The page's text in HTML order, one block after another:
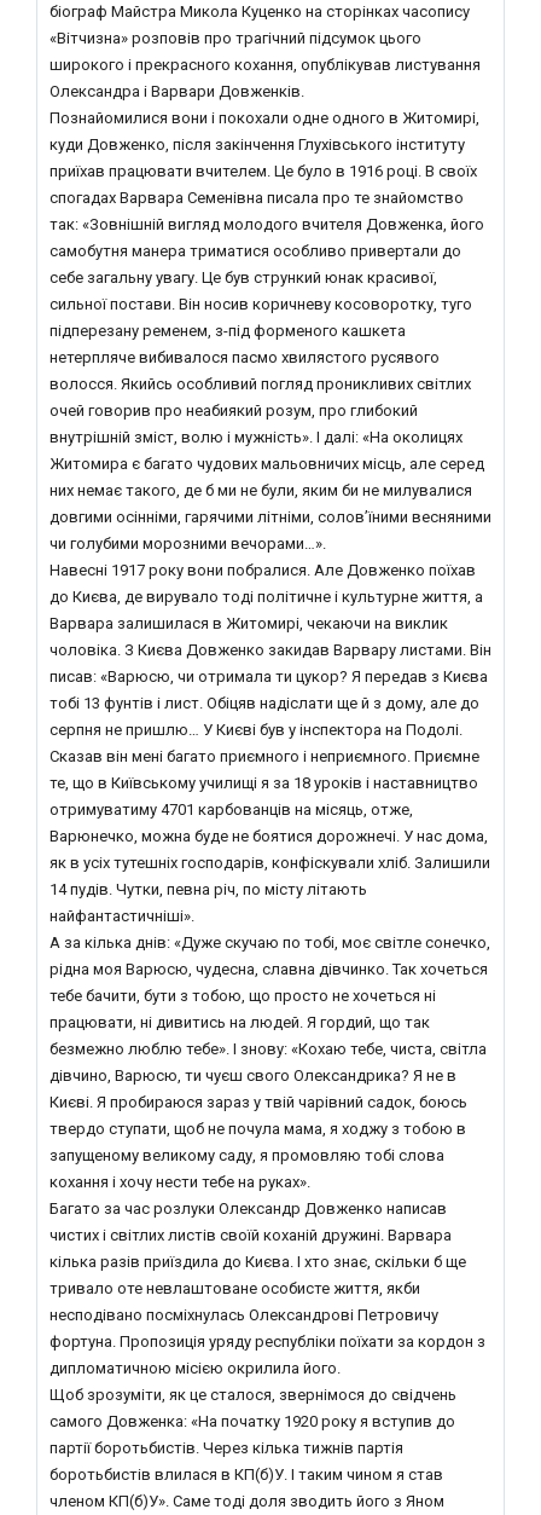
біограф Майстра Микола Куценко на сторінках часопису
«Вітчизна» розповів про трагічний підсумок цього
широкого і прекрасного кохання, опублікував листування
Олександра і Варвари Довженків.
Познайомилися вони і покохали одне одного в Житомирі,
куди Довженко, після закінчення Глухівського інституту
приїхав працювати вчителем. Це було в 1916 році. В своїх
спогадах Варвара Семенівна писала про те знайомство
так: «Зовнішній вигляд молодого вчителя Довженка, його
самобутня манера триматися особливо привертали до
себе загальну увагу. Це був стрункий юнак красивої,
сильної постави. Він носив коричневу косоворотку, туго
підперезану ременем, з-під форменого кашкета
нетерпляче вибивалося пасмо хвилястого русявого
волосся. Якийсь особливий погляд проникливих світлих
очей говорив про неабиякий розум, про глибокий
внутрішній зміст, волю і мужність». І далі: «На околицях
Житомира є багато чудових мальовничих місць, але серед
них немає такого, де б ми не були, яким би не милувалися
довгими осінніми, гарячими літніми, солов’їними весняними
чи голубими морозними вечорами…».
Навесні 1917 року вони побралися. Але Довженко поїхав
до Києва, де вирувало тоді політичне і культурне життя, а
Варвара залишилася в Житомирі, чекаючи на виклик
чоловіка. З Києва Довженко закидав Варвару листами. Він
писав: «Варюсю, чи отримала ти цукор? Я передав з Києва
тобі 13 фунтів і лист. Обіцяв надіслати ще й з дому, але до
серпня не пришлю… У Києві був у інспектора на Подолі.
Сказав він мені багато приємного і неприємного. Приємне
те, що в Київському училищі я за 18 уроків і наставництво
отримуватиму 4701 карбованців на місяць, отже,
Варюнечко, можна буде не боятися дорожнечі. У нас дома,
як в усіх тутешніх господарів, конфіскували хліб. Залишили
14 пудів. Чутки, певна річ, по місту літають
найфантастичніші».
А за кілька днів: «Дуже скучаю по тобі, моє світле сонечко,
рідна моя Варюсю, чудесна, славна дівчинко. Так хочеться
тебе бачити, бути з тобою, що просто не хочеться ні
працювати, ні дивитись на людей. Я гордий, що так
безмежно люблю тебе». І знову: «Кохаю тебе, чиста, світла
дівчино, Варюсю, ти чуєш свого Олександрика? Я не в
Києві. Я пробираюся зараз у твій чарівний садок, боюсь
твердо ступати, щоб не почула мама, я ходжу з тобою в
запущеному великому саду, я промовляю тобі слова
кохання і хочу нести тебе на руках».
Багато за час розлуки Олександр Довженко написав
чистих і світлих листів своїй коханій дружині. Варвара
кілька разів приїздила до Києва. І хто знає, скільки б ще
тривало оте невлаштоване особисте життя, якби
несподівано посміхнулась Олександрові Петровичу
фортуна. Пропозиція уряду республіки поїхати за кордон з
дипломатичною місією окрилила його.
Щоб зрозуміти, як це сталося, звернімося до свідчень
самого Довженка: «На початку 1920 року я вступив до
партії боротьбистів. Через кілька тижнів партія
боротьбистів влилася в КП(б)У. І таким чином я став
членом КП(б)У». Саме тоді доля зводить його з Яном